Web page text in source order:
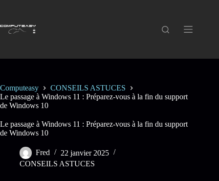
Computeasy
CONSEILS ASTUCES
Le passage à Windows 11 : Préparez-vous à la fin du support
de Windows 10
Le passage à Windows 11 : Préparez-vous à la fin du support
de Windows 10
Fred
22 janvier 2025
CONSEILS ASTUCES